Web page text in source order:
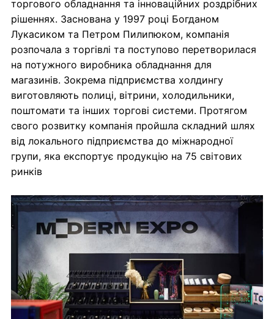
торгового обладнання та інноваційних роздрібних
рішеннях. Заснована у 1997 році Богданом
Лукасиком та Петром Пилипюком, компанія
розпочала з торгівлі та поступово перетворилася
на потужного виробника обладнання для
магазинів. Зокрема підприємства холдингу
виготовляють полиці, вітрини, холодильники,
поштомати та інших торгові системи. Протягом
свого розвитку компанія пройшла складний шлях
від локального підприємства до міжнародної
групи, яка експортує продукцію на 75 світових
ринків